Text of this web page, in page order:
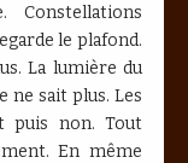
Constellations
le plafond.
La lumière du
ne sait plus. Les
puis non. Tout
En même